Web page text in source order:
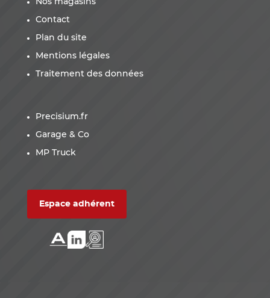
Nos magasins
Contact
Plan du site
Mentions légales
Traitement des données
Precisium.fr
Garage & Co
MP Truck
Espace adhérent